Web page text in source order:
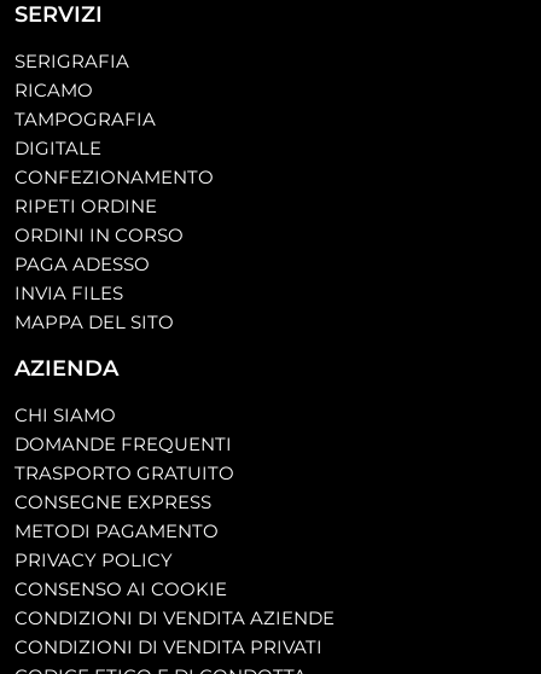
SERVIZI
SERIGRAFIA
RICAMO
TAMPOGRAFIA
DIGITALE
CONFEZIONAMENTO
RIPETI ORDINE
ORDINI IN CORSO
PAGA ADESSO
INVIA FILES
MAPPA DEL SITO
AZIENDA
CHI SIAMO
DOMANDE FREQUENTI
TRASPORTO GRATUITO
CONSEGNE EXPRESS
METODI PAGAMENTO
PRIVACY POLICY
CONSENSO AI COOKIE
CONDIZIONI DI VENDITA AZIENDE
CONDIZIONI DI VENDITA PRIVATI